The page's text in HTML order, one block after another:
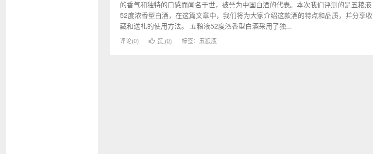
的香气和独特的口感而闻名于世，被誉为中国白酒的代表。本次我们评测的是五粮液
52度浓香型白酒，在这篇文章中，我们将为大家介绍这款酒的特点和品质，并分享收
藏和送礼的使用方法。 五粮液52度浓香型白酒采用了独...
评论(0) 赞 (0) 标签： 五粮液